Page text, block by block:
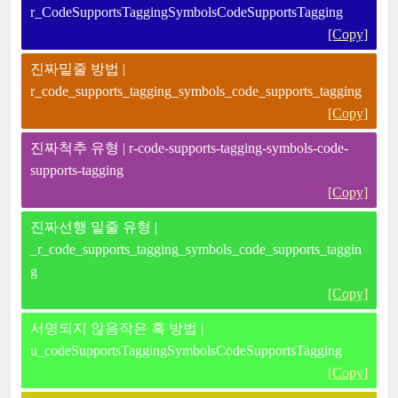
r_CodeSupportsTaggingSymbolsCodeSupportsTagging
[Copy]
진짜밑줄 방법 |
r_code_supports_tagging_symbols_code_supports_tagging
[Copy]
진짜척추 유형 | r-code-supports-tagging-symbols-code-
supports-tagging
[Copy]
진짜선행 밑줄 유형 |
_r_code_supports_tagging_symbols_code_supports_taggin
g
[Copy]
서명되지 않음작은 혹 방법 |
u_codeSupportsTaggingSymbolsCodeSupportsTagging
[Copy]